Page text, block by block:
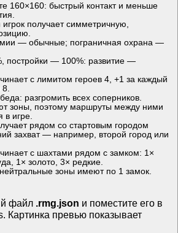
160×160: быстрый контакт и меньше
получает симметричную,
— обычные; пограничная охрана —
постройки — 100%: развитие —
с лимитом героев 4, +1 за каждый
разгромить всех соперников.
зоны, поэтому маршруты между ними
в игре.
рядом со стартовым городом
захват — например, второй город или
с шахтами рядом с замком: 1×
1× золото, 3× редкие.
зоны имеют по 1 замок.
файл .rmg.json и поместите его в
Картинка превью показывает